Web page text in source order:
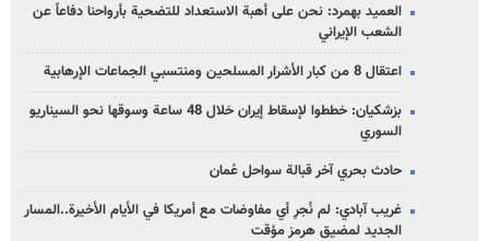
العميد بهمرد: نحن على أهبة الاستعداد للتضحية بأرواحنا دفاعاً عن
الشعب الإيراني
اعتقال 8 من كبار الأشرار المسلحين ومنتسبي الجماعات الإرهابية
بزشكيان: خططوا لإسقاط إيران خلال 48 ساعة وسوقها نحو السيناريو
السوري
حادث بحري آخر قبالة سواحل عُمان
غريب آبادي: لم نُجرِ أي مفاوضات مع أمريكا في الأيام الأخيرة..المسار
الجديد لمضيق هرمز مؤقت